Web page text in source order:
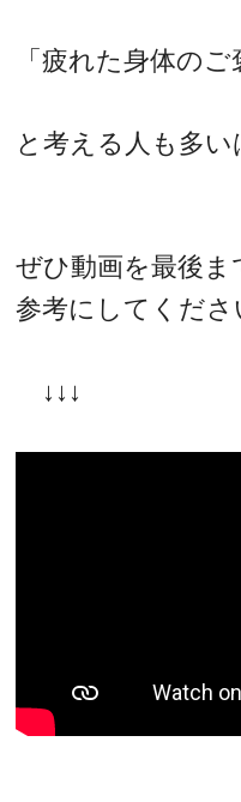
「疲れた身体の
と考える人も多い
ぜひ動画を最後ま
参考にしてくださ
↓↓↓